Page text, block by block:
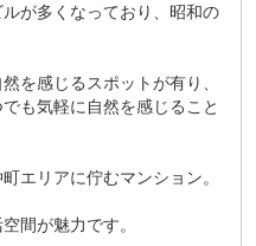
が多くなっており、昭和の
を感じるスポットが有り、
も気軽に自然を感じること
エリアに佇むマンション。
間が魅力です。